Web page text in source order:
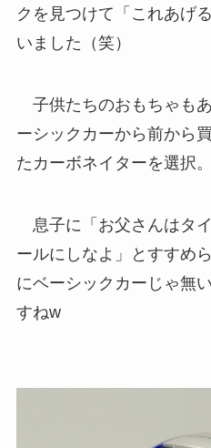
クを見つけて「これあげ
いました（笑）
子供たちのおもちゃも
ーシックカーから前から
たカーボネイターを選択。
息子に「お父さんはタ
ールにしなよ」とすすめ
にベーシックカーじゃ無
すねw